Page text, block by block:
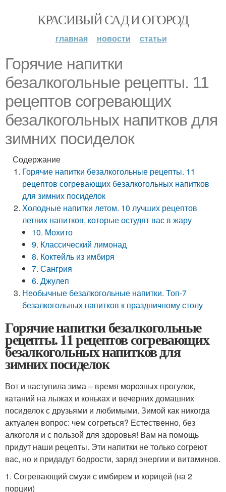
КРАСИВЫЙ САД И ОГОРОД
главная новости статьи
Горячие напитки
безалкогольные рецепты. 11
рецептов согревающих
безалкогольных напитков для
зимних посиделок
Содержание
Горячие напитки безалкогольные рецепты. 11
рецептов согревающих безалкогольных напитков
для зимних посиделок
Холодные напитки летом. 10 лучших рецептов
летних напитков, которые остудят вас в жару
10. Мохито
9. Классический лимонад
8. Коктейль из имбиря
7. Сангрия
6. Джулеп
Необычные безалкогольные напитки. Топ-7
безалкогольных напитков к праздничному столу
Горячие напитки безалкогольные
рецепты. 11 рецептов согревающих
безалкогольных напитков для
зимних посиделок
Вот и наступила зима – время морозных прогулок,
катаний на лыжах и коньках и вечерних домашних
посиделок с друзьями и любимыми. Зимой как никогда
актуален вопрос: чем согреться? Естественно, без
алкоголя и с пользой для здоровья! Вам на помощь
придут наши рецепты. Эти напитки не только согреют
вас, но и придадут бодрости, заряд энергии и витаминов.
1. Согревающий смузи с имбирем и корицей (на 2
порции)